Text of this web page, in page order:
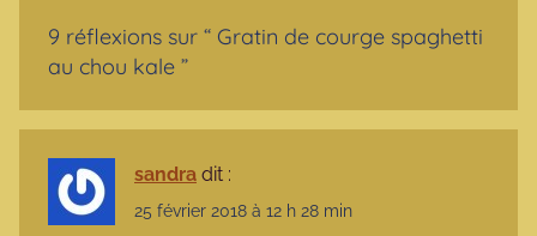
9 réflexions sur “ Gratin de courge spaghetti
au chou kale ”
sandra dit :
25 février 2018 à 12 h 28 min